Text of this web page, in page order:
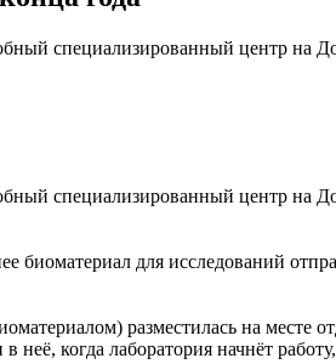
специализированный центр на
специализированный центр на
биоматериал для исследований
разместилась на месте
когда лаборатория начнёт